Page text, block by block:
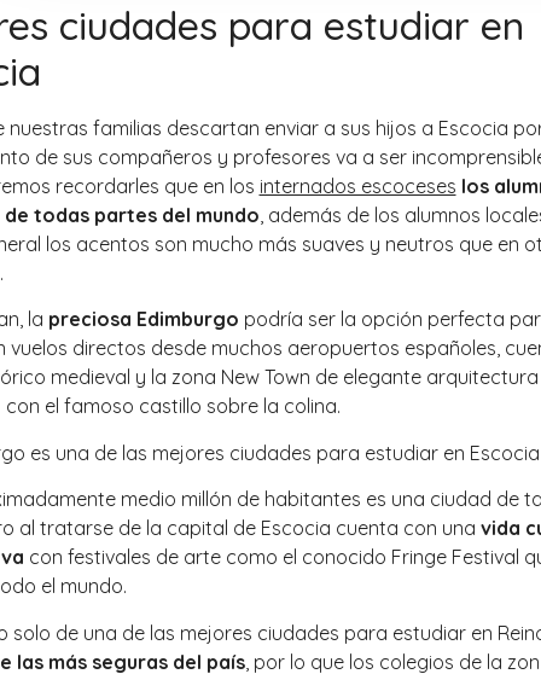
ciudades para estudiar en
nuestras familias descartan enviar a sus hijos a Escocia
de sus compañeros y profesores va a ser
recordarles que en los internados escoceses los
todas partes del mundo, además de los alumnos
los acentos son mucho más suaves y neutros que en
la preciosa Edimburgo podría ser la opción perfecta
vuelos directos desde muchos aeropuertos españoles,
medieval y la zona New Town de elegante arquitectura
el famoso castillo sobre la colina.
medio millón de habitantes es una ciudad de
al tratarse de la capital de Escocia cuenta con una vida
con festivales de arte como el conocido Fringe Festival
el mundo.
solo de una de las mejores ciudades para estudiar en
las más seguras del país, por lo que los colegios de la